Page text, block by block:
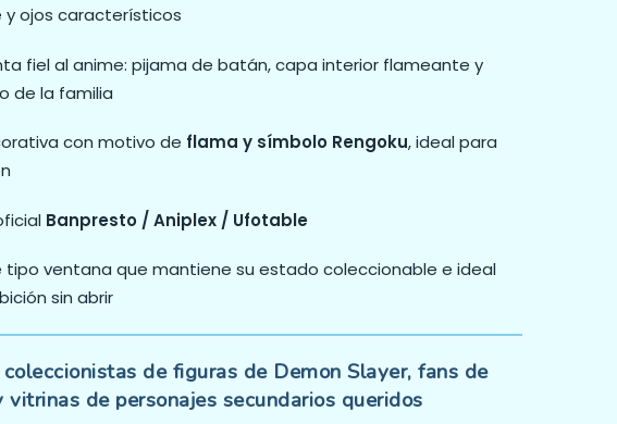
y ojos característicos
fiel al anime: pijama de batán, capa interior flameante y
de la familia
con motivo de flama y símbolo Rengoku, ideal para
Banpresto / Aniplex / Ufotable
tipo ventana que mantiene su estado coleccionable e ideal
sin abrir
de figuras de Demon Slayer, fans de
vitrinas de personajes secundarios queridos